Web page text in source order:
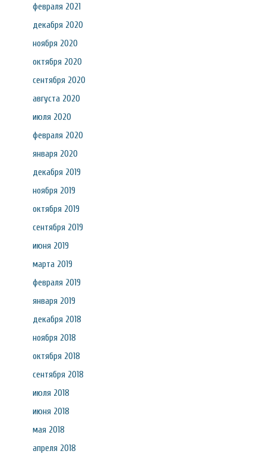
февраля 2021
декабря 2020
ноября 2020
октября 2020
сентября 2020
августа 2020
июля 2020
февраля 2020
января 2020
декабря 2019
ноября 2019
октября 2019
сентября 2019
июня 2019
марта 2019
февраля 2019
января 2019
декабря 2018
ноября 2018
октября 2018
сентября 2018
июля 2018
июня 2018
мая 2018
апреля 2018